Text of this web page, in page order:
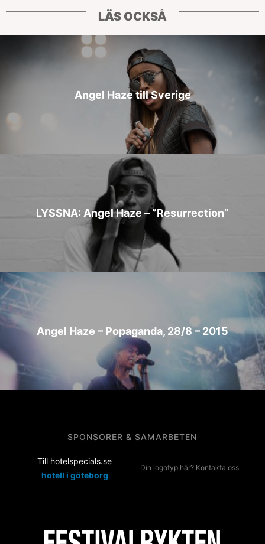
LÄS OCKSÅ
Angel Haze till Sverige
LYSSNA: Angel Haze – ”Resurrection”
Angel Haze – Popaganda, 28/8 – 2015
SPONSORER & SAMARBETEN
Till hotelspecials.se
hotell i göteborg
Din logotyp här? Kontakta oss.